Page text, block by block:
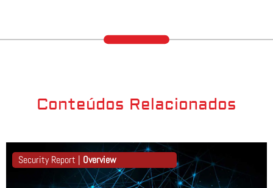
Conteúdos Relacionados
Security Report | Overview